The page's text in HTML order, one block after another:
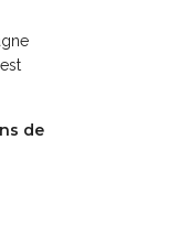
de